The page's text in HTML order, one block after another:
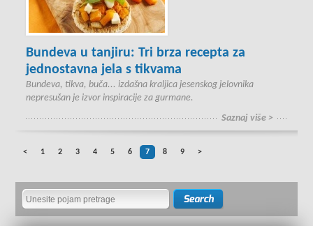
Bundeva u tanjiru: Tri brza recepta za
jednostavna jela s tikvama
Bundeva, tikva, buča... izdašna kraljica jesenskog jelovnika
nepresušan je izvor inspiracije za gurmane.
Saznaj više >
< 1 2 3 4 5 6 7 8 9 >